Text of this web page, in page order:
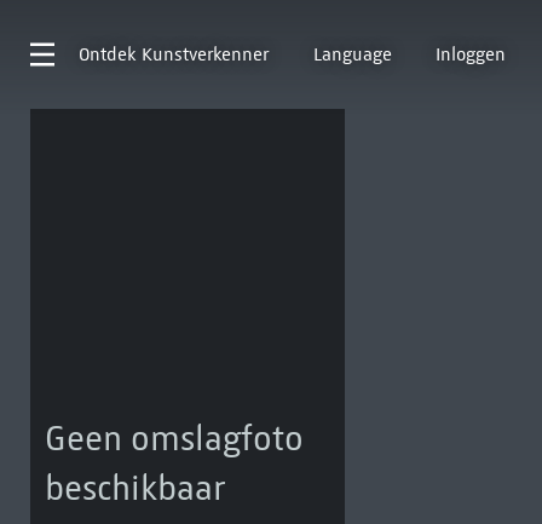
Ontdek Kunstverkenner Language Inloggen
Geen omslagfoto
beschikbaar